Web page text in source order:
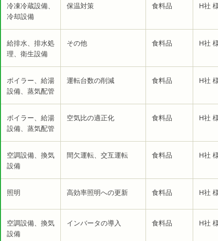
冷凍冷蔵設備、
冷却設備
保温対策 食料品 H社
給排水、排水処
理、衛生設備
その他 食料品 H社
ボイラー、給湯
設備、蒸気配管
運転台数の削減 食料品 H社
ボイラー、給湯
設備、蒸気配管
空気比の適正化 食料品 H社
空調設備、換気
設備
間欠運転、交互運転 食料品 H社
照明 高効率照明への更新 食料品 H社
空調設備、換気
設備
インバータの導入 食料品 H社